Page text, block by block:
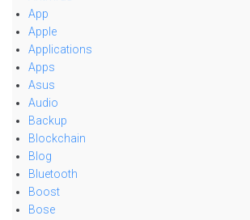
App
Apple
Applications
Apps
Asus
Audio
Backup
Blockchain
Blog
Bluetooth
Boost
Bose